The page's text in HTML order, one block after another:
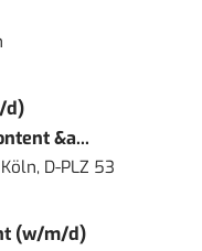
d)
&a...
Köln, D-PLZ 53
(w/m/d)